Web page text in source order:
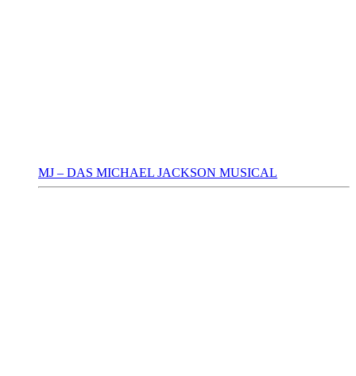
MJ – DAS MICHAEL JACKSON MUSICAL